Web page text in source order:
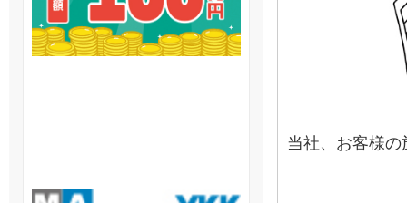
当社、お客様